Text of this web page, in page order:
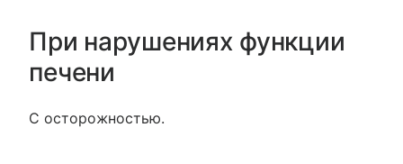
При нарушениях функции
печени
С осторожностью.